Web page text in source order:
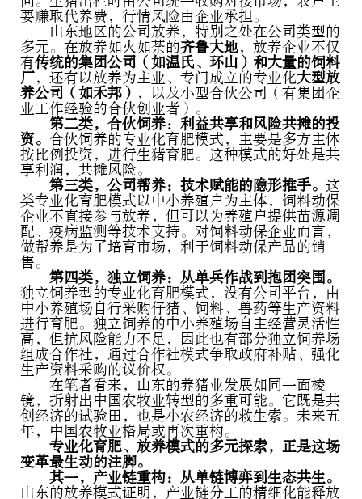
要赚取代养费，行情风险由企业承担。
山东地区的公司放养，特别之处在公司类型的
多元。在放养如火如荼的齐鲁大地，放养企业不仅
有传统的集团公司（如温氏、环山）和大量的饲料
厂，还有以放养为主业、专门成立的专业化大型放
养公司（如禾邦） ，以及小型合伙公司（有集团企
业工作经验的合伙创业者）。
第二类，合伙饲养：利益共享和风险共摊的投
资。 合伙饲养的专业化育肥模式，主要是多方主体
按比例投资，进行生猪育肥。这种模式的好处是共
享利润，共摊风险。
第三类，公司帮养：技术赋能的隐形推手。 这
类专业化育肥模式以中小养殖户为主体，饲料动保
企业不直接参与放养，但可以为养殖户提供苗源调
配、疫病监测等技术支持。对饲料动保企业而言，
做帮养是为了培育市场，利于饲料动保产品的销
售。
第四类，独立饲养：从单兵作战到抱团突围。
独立饲养型的专业化育肥模式，没有公司平台，由
中小养殖场自行采购仔猪、饲料、兽药等生产资料
进行育肥。独立饲养的中小养殖场自主经营灵活性
高，但抗风险能力不足，因此也有部分独立饲养场
组成合作社，通过合作社模式争取政府补贴、强化
生产资料采购的议价权。
在笔者看来，山东的养猪业发展如同一面棱
镜，折射出中国农牧业转型的多重可能。它既是共
创经济的试验田，也是小农经济的救生索。未来五
年，中国农牧业格局或再次重构。
专业化育肥、放养模式的多元探索，正是这场
变革最生动的注脚。
其一，产业链重构：从单链博弈到生态共生。
山东的放养模式证明，产业链分工的精细化能释放